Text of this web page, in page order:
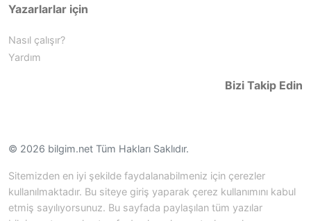
Yazarlarlar için
Nasıl çalışır?
Yardım
Bizi Takip Edin
© 2026 bilgim.net Tüm Hakları Saklıdır.
Sitemizden en iyi şekilde faydalanabilmeniz için çerezler
kullanılmaktadır. Bu siteye giriş yaparak çerez kullanımını kabul
etmiş sayılıyorsunuz. Bu sayfada paylaşılan tüm yazılar